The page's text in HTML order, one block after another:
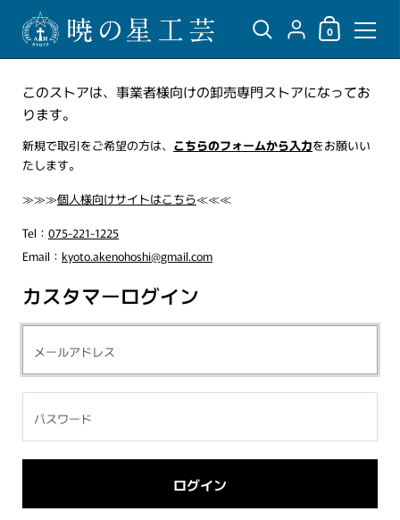
{"title"=>"アカウン
ショッピング
0
このストアは、事業者様向けの卸売専門ストアになってお
ります。
新規で取引をご希望の方は、 こちらのフォームから入力をお願いい
たします。
≫≫≫個人様向けサイトはこちら≪≪≪
Tel： 075-221-1225
Email： kyoto.akenohoshi@gmail.com
カスタマーログイン